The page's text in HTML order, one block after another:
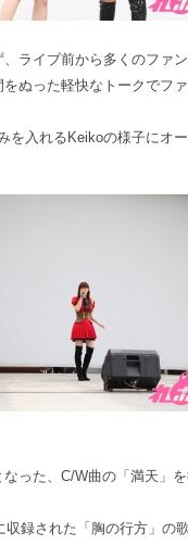
ライブ前から多くのファン
ぬった軽快なトークでフ
を入れるKeikoの様子にオ
った、C/W曲の「満天」
録された「胸の行方」の